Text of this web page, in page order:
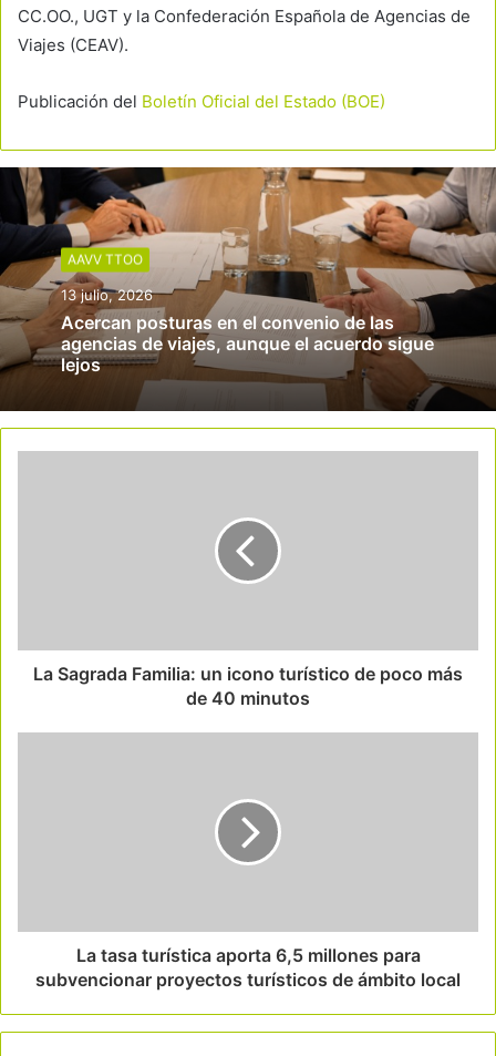
CC.OO., UGT y la Confederación Española de Agencias de
Viajes (CEAV).
Publicación del Boletín Oficial del Estado (BOE)
AAVV TTOO
13 julio, 2026
Acercan posturas en el convenio de las
agencias de viajes, aunque el acuerdo sigue
lejos
La Sagrada Familia: un icono turístico de poco más
de 40 minutos
La tasa turística aporta 6,5 ​​millones para
subvencionar proyectos turísticos de ámbito local